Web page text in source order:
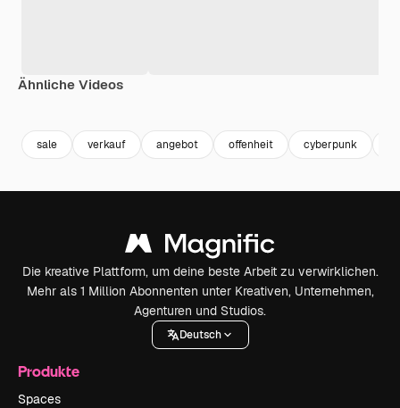
Ähnliche Videos
sale verkauf angebot offenheit cyberpunk
Die kreative Plattform, um deine beste Arbeit zu verwirklichen.
Mehr als 1 Million Abonnenten unter Kreativen, Unternehmen,
Agenturen und Studios.
Deutsch
Produkte
Spaces